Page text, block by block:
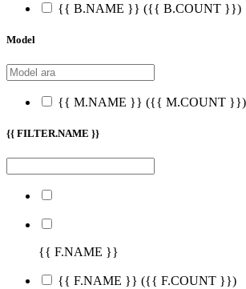
{{ B.NAME }} ({{ B.COUNT }})
Model
{{ M.NAME }} ({{ M.COUNT }})
{{ FILTER.NAME }}
{{ F.NAME }}
{{ F.NAME }} ({{ F.COUNT }})